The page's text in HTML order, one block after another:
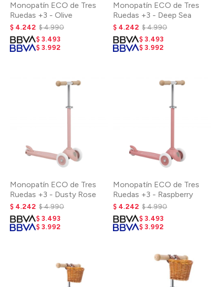
Monopatín ECO de Tres
Ruedas +3 - Olive
$ 4.242 $4.990
$ 3.493
$ 3.992
Monopatín ECO de Tres
Ruedas +3 - Deep Sea
$ 4.242 $4.990
$ 3.493
$ 3.992
Monopatín ECO de Tres
Ruedas +3 - Dusty Rose
$ 4.242 $4.990
$ 3.493
$ 3.992
Monopatín ECO de Tres
Ruedas +3 - Raspberry
$ 4.242 $4.990
$ 3.493
$ 3.992